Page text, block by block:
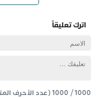
اترك تعليقاً
1000
/
1000(عدد الأحرف